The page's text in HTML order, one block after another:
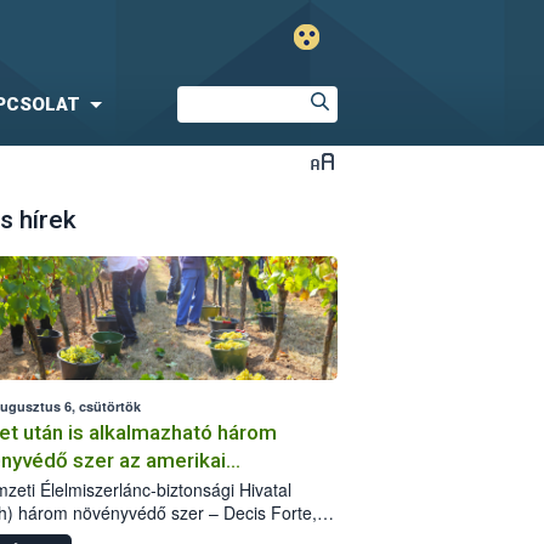
hírek
6, csütörtök
után is alkalmazható három
szer az amerikai
ellen
Élelmiszerlánc-biztonsági Hivatal
három növényvédő szer – Decis Forte,
24 EW, Oroganic – engedélyokiratát